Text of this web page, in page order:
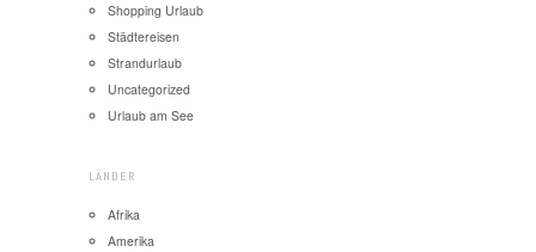
Shopping Urlaub
Städtereisen
Strandurlaub
Uncategorized
Urlaub am See
LÄNDER
Afrika
Amerika